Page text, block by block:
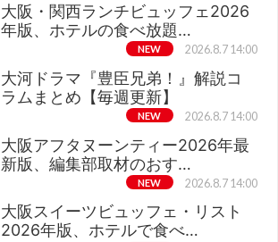
大阪・関西ランチビュッフェ2026
年版、ホテルの食べ放題…
NEW 2026.8.7 14:00
大河ドラマ『豊臣兄弟！』解説コ
ラムまとめ【毎週更新】
NEW 2026.8.7 14:00
大阪アフタヌーンティー2026年最
新版、編集部取材のおす…
NEW 2026.8.7 14:00
大阪スイーツビュッフェ・リスト
2026年版、ホテルで食べ…